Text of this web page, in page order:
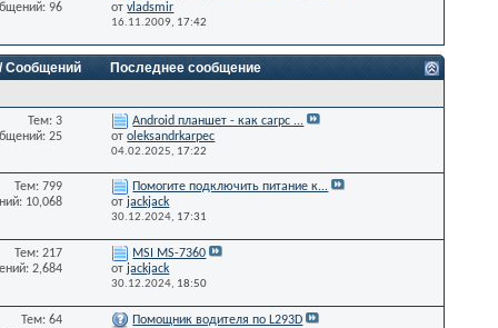
96
отvladsmir
16.11.2009, 17:42
Сообщений
Последнее сообщение
Тем: 3
25
Android планшет - как carpc ...
отoleksandrkarpec
04.02.2025, 17:22
Тем: 799
10,068
Помогите подключить питание к...
от jackjack
30.12.2024, 17:31
Тем: 217
2,684
MSI MS-7360
от jackjack
30.12.2024, 18:50
Тем: 64
Помощник водителя по L293D